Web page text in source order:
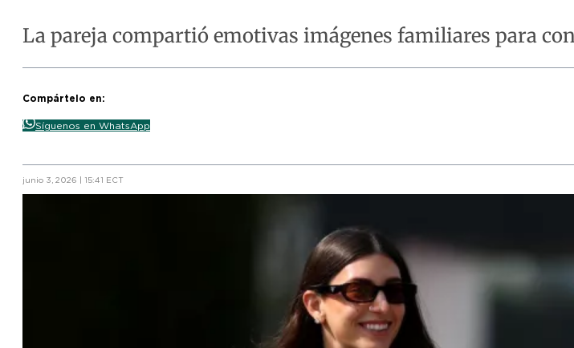
La pareja compartió emotivas imágenes familiares para
Compártelo en:
Síguenos en WhatsApp
junio 3, 2026 | 15:41 ECT